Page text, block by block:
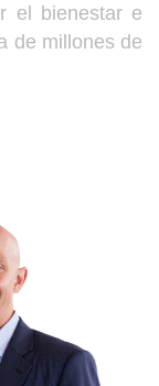
el bienestar e
de millones de